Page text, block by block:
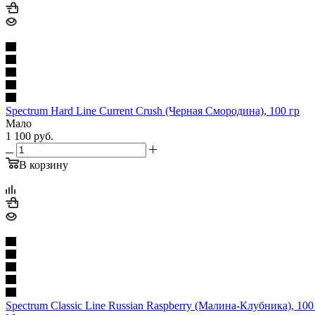
Spectrum Hard Line Current Crush (Черная Смородина), 100 гр
Мало
1 100 руб.
В корзину
Spectrum Classic Line Russian Raspberry (Малина-Клубника), 100